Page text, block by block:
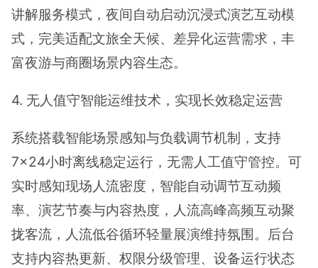
讲解服务模式，夜间自动启动沉浸式演艺互动模
式，完美适配文旅全天候、差异化运营需求，丰
富夜游与商圈场景内容生态。
4. 无人值守智能运维技术，实现长效稳定运营
系统搭载智能场景感知与负载调节机制，支持
7×24小时离线稳定运行，无需人工值守管控。可
实时感知现场人流密度，智能自动调节互动频
率、演艺节奏与内容热度，人流高峰高频互动聚
拢客流，人流低谷循环轻量展演维持氛围。后台
支持内容热更新、权限分级管理、设备运行状态